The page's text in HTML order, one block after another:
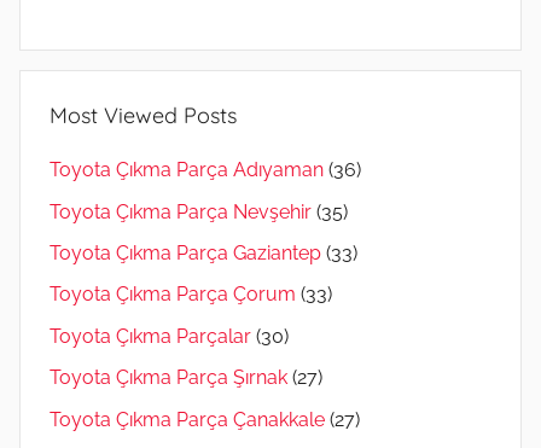
Most Viewed Posts
Toyota Çıkma Parça Adıyaman (36)
Toyota Çıkma Parça Nevşehir (35)
Toyota Çıkma Parça Gaziantep (33)
Toyota Çıkma Parça Çorum (33)
Toyota Çıkma Parçalar (30)
Toyota Çıkma Parça Şırnak (27)
Toyota Çıkma Parça Çanakkale (27)